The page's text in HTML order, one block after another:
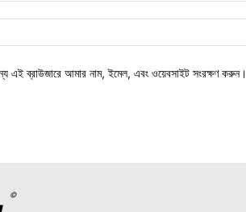
এই ব্রাউজারে আমার নাম, ইমেল, এবং ওয়েবসাইট সংরক্ষণ করুন।
©